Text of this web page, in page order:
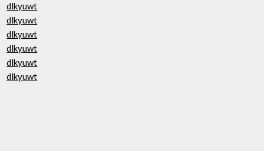
dlkyuwt
dlkyuwt
dlkyuwt
dlkyuwt
dlkyuwt
dlkyuwt